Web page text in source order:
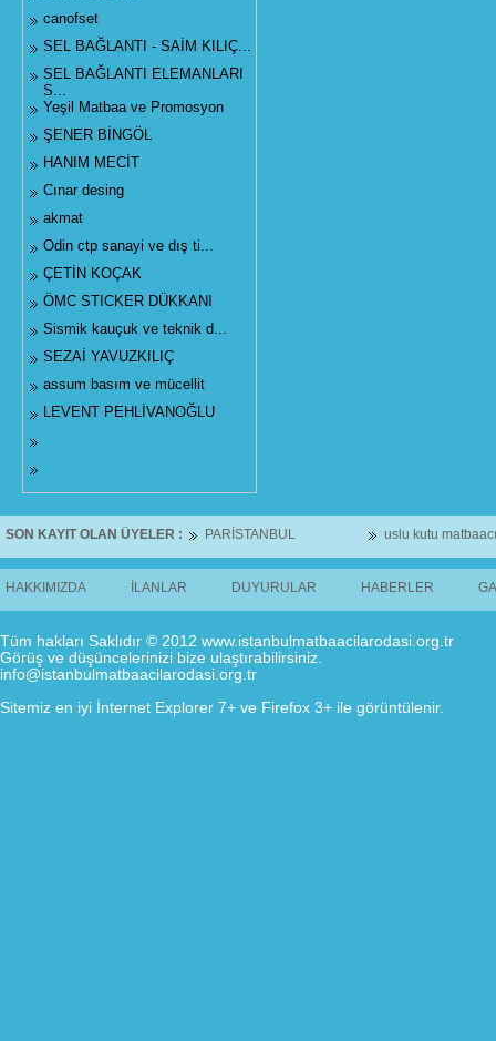
canofset
SEL BAĞLANTI - SAİM KILIÇ...
SEL BAĞLANTI ELEMANLARI
S...
Yeşil Matbaa ve Promosyon
ŞENER BİNGÖL
HANIM MECİT
Cınar desing
akmat
Odin ctp sanayi ve dış ti...
ÇETİN KOÇAK
ÖMC STICKER DÜKKANI
Sismik kauçuk ve teknik d...
SEZAİ YAVUZKILIÇ
assum basım ve mücellit
LEVENT PEHLİVANOĞLU
SON KAYIT OLAN ÜYELER : PARİSTANBUL uslu kutu
HAKKIMIZDA İLANLAR DUYURULAR HABERLER
Tüm hakları Saklıdır © 2012 www.istanbulmatbaacilarodasi.org.tr
Görüş ve düşüncelerinizi bize ulaştırabilirsiniz.
info@istanbulmatbaacilarodasi.org.tr
Sitemiz en iyi İnternet Explorer 7+ ve Firefox 3+ ile görüntülenir.